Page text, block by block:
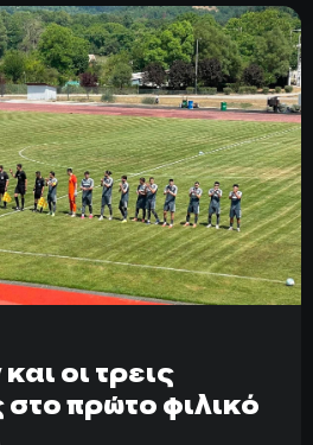
οι τρεις
πρώτο φιλικό